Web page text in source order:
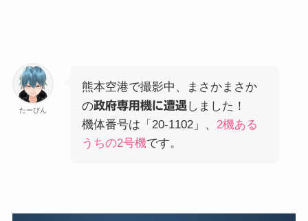
たーびん
熊本空港で撮影中、まさかまさか
の政府専用機に遭遇 しました！
機体番号は「20-1102」、 2機ある
うちの2号機です。